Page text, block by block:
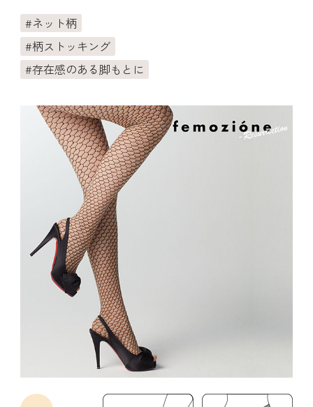
ネット柄
柄ストッキング
存在感のある脚もとに